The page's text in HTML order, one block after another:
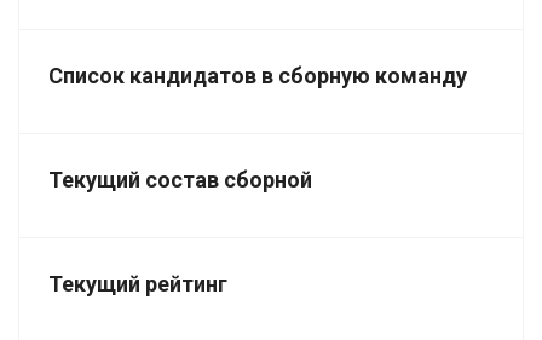
Список кандидатов в сборную команду
Текущий состав сборной
Текущий рейтинг